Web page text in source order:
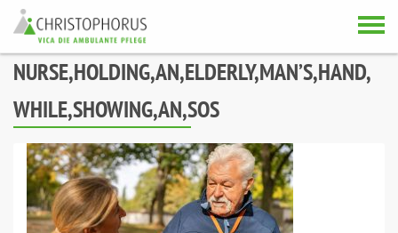
Skip to content
NURSE,HOLDING,AN,ELDERLY,MAN’S,HAND,
WHILE,SHOWING,AN,SOS